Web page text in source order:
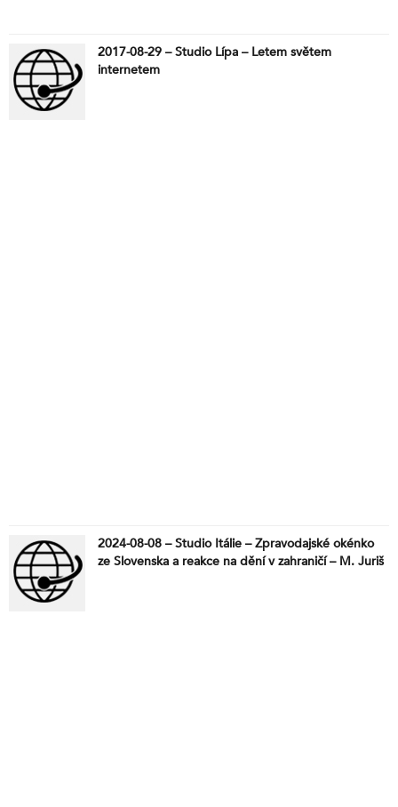
2017-08-29 – Studio Lípa – Letem světem
internetem
2024-08-08 – Studio Itálie – Zpravodajské okénko
ze Slovenska a reakce na dění v zahraničí – M. Juriš